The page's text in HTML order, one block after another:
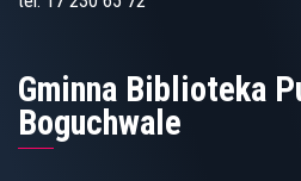
Gminna Biblioteka
Boguchwale